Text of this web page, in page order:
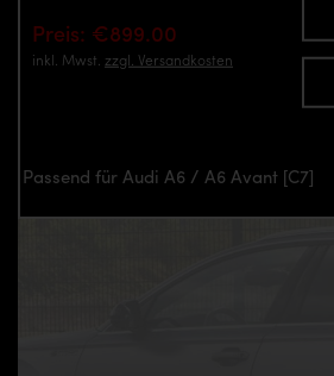
Preis: €899.00
inkl. Mwst. zzgl. Versandkosten
Passend für Audi A6 / A6 Avant [C7]